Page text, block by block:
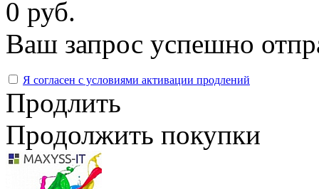
0 руб.
Ваш запрос успешно
Я согласен с условиями активации продлений
Продлить
Продолжить покупки